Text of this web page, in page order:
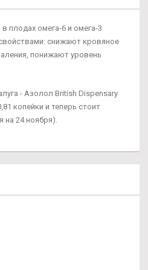
плодах омега-6 и омега-3
снижают кровяное
понижают уровень
- Азолол British Dispensary
копейки и теперь стоит
на 24 ноября).